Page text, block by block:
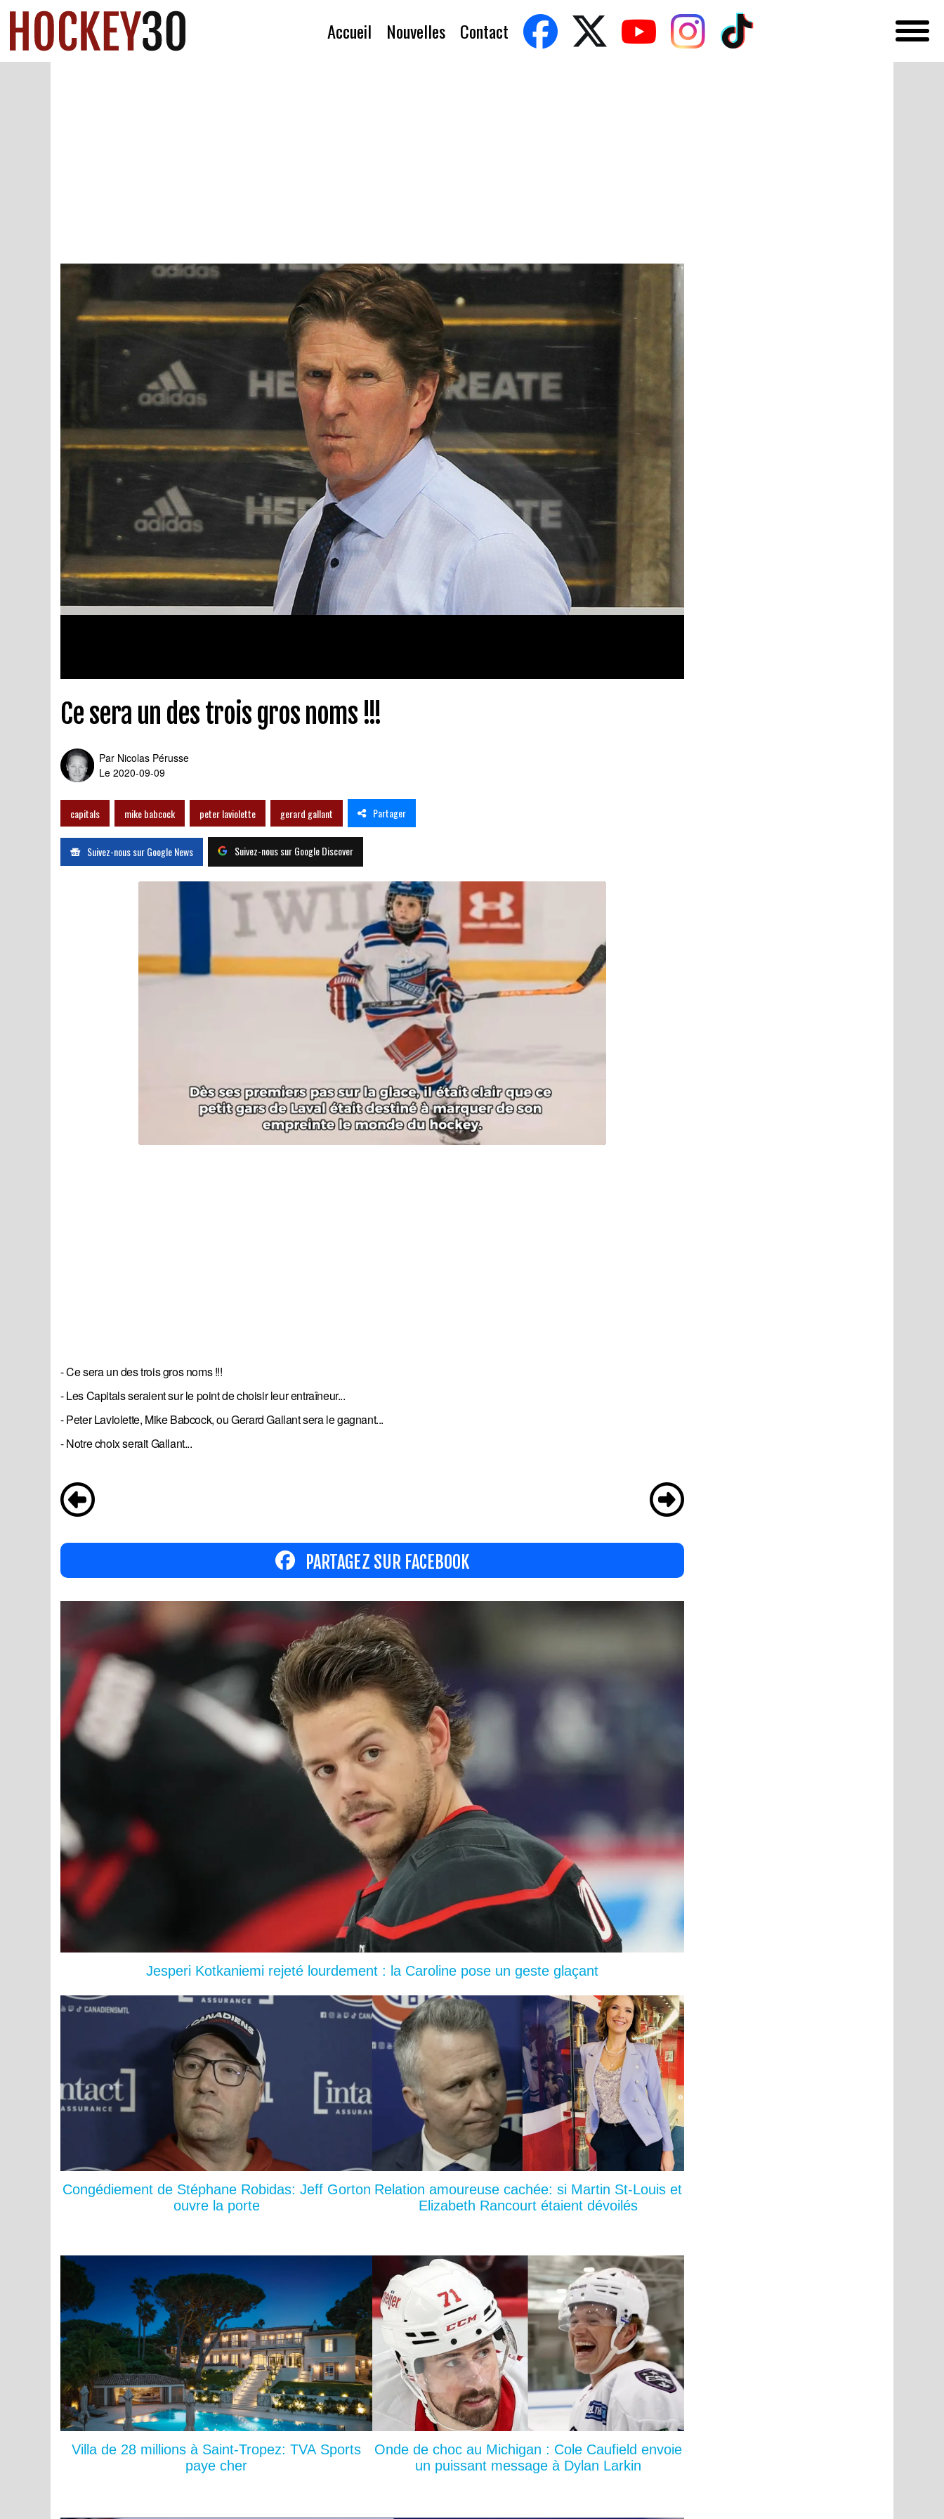
Accueil Nouvelles Contact
Ce sera un des trois gros noms !!!
Par Nicolas Pérusse
Le 2020-09-09
capitals mike babcock peter laviolette gerard gallant Partager
Suivez-nous sur Google News Suivez-nous sur Google Discover
- Ce sera un des trois gros noms !!!
- Les Capitals seraient sur le point de choisir leur entraîneur...
- Peter Laviolette, Mike Babcock, ou Gerard Gallant sera le gagnant...
- Notre choix serait Gallant...
PARTAGEZ SUR FACEBOOK
Jesperi Kotkaniemi rejeté lourdement : la Caroline pose un geste glaçant
Congédiement de Stéphane Robidas: Jeff Gorton
ouvre la porte
Relation amoureuse cachée: si Martin St-Louis et
Elizabeth Rancourt étaient dévoilés
Villa de 28 millions à Saint-Tropez: TVA Sports
paye cher
Onde de choc au Michigan : Cole Caufield envoie
un puissant message à Dylan Larkin